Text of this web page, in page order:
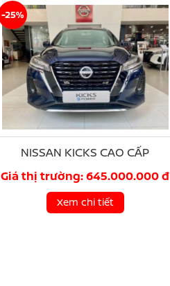
NISSAN KICKS CAO CẤP
Giá thị trường: 645.000.000 đ
-25%
Xem chi tiết